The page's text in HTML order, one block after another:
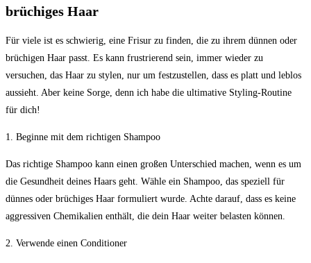
brüchiges Haar
Für viele ist es schwierig, eine Frisur zu finden, die zu ihrem dünnen oder
brüchigen Haar passt. Es kann frustrierend sein, immer wieder zu
versuchen, das Haar zu stylen, nur um festzustellen, dass es platt und leblos
aussieht. Aber keine Sorge, denn ich habe die ultimative Styling-Routine
für dich!
1. Beginne mit dem richtigen Shampoo
Das richtige Shampoo kann einen großen Unterschied machen, wenn es um
die Gesundheit deines Haars geht. Wähle ein Shampoo, das speziell für
dünnes oder brüchiges Haar formuliert wurde. Achte darauf, dass es keine
aggressiven Chemikalien enthält, die dein Haar weiter belasten können.
2. Verwende einen Conditioner